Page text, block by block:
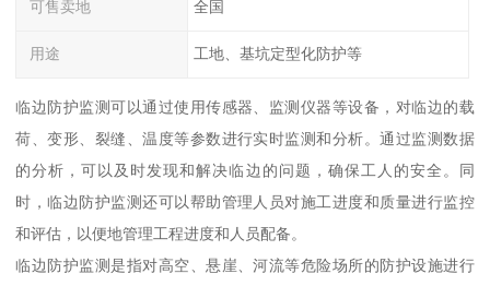
可售卖地 全国
用途 工地、基坑定型化防护等
临边防护监测可以通过使用传感器、监测仪器等设备，对临边的载
荷、变形、裂缝、温度等参数进行实时监测和分析。通过监测数据
的分析，可以及时发现和解决临边的问题，确保工人的安全。同
时，临边防护监测还可以帮助管理人员对施工进度和质量进行监控
和评估，以便地管理工程进度和人员配备。
临边防护监测是指对高空、悬崖、河流等危险场所的防护设施进行